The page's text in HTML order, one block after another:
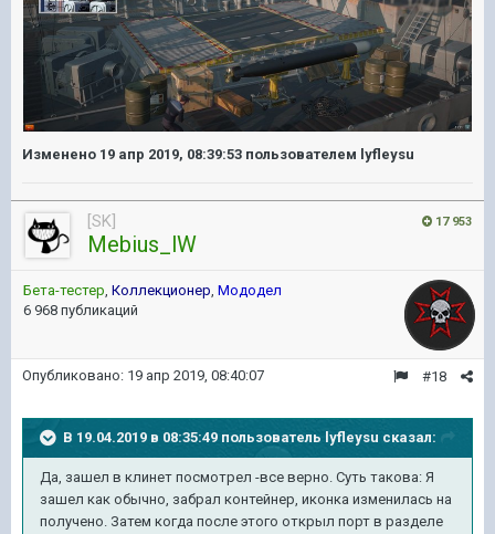
Изменено 19 апр 2019, 08:39:53 пользователем lyfleysu
17 953
[SK]
Mebius_lW
Бета-тестер, Коллекционер, Мододел
6 968 публикаций
#18
Опубликовано: 19 апр 2019, 08:40:07
В 19.04.2019 в 08:35:49 пользователь lyfleysu сказал:
Да, зашел в клинет посмотрел -все верно. Суть такова: Я
зашел как обычно, забрал контейнер, иконка изменилась на
получено. Затем когда после этого открыл порт в разделе